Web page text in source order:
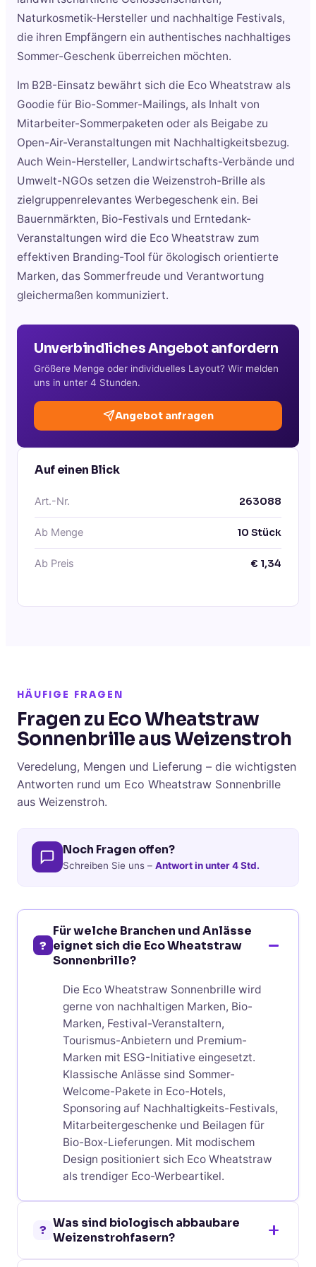
Naturkosmetik-Hersteller und nachhaltige Festivals,
die ihren Empfängern ein authentisches nachhaltiges
Sommer-Geschenk überreichen möchten.
Im B2B-Einsatz bewährt sich die Eco Wheatstraw als
Goodie für Bio-Sommer-Mailings, als Inhalt von
Mitarbeiter-Sommerpaketen oder als Beigabe zu
Open-Air-Veranstaltungen mit Nachhaltigkeitsbezug.
Auch Wein-Hersteller, Landwirtschafts-Verbände und
Umwelt-NGOs setzen die Weizenstroh-Brille als
zielgruppenrelevantes Werbegeschenk ein. Bei
Bauernmärkten, Bio-Festivals und Erntedank-
Veranstaltungen wird die Eco Wheatstraw zum
effektiven Branding-Tool für ökologisch orientierte
Marken, das Sommerfreude und Verantwortung
gleichermaßen kommuniziert.
Unverbindliches Angebot anfordern
Größere Menge oder individuelles Layout? Wir melden
uns in unter 4 Stunden.
Angebot anfragen
Auf einen Blick
Art.-Nr. 263088
Ab Menge 10 Stück
Ab Preis € 1,34
HÄUFIGE FRAGEN
Fragen zu Eco Wheatstraw
Sonnenbrille aus Weizenstroh
Veredelung, Mengen und Lieferung – die wichtigsten
Antworten rund um Eco Wheatstraw Sonnenbrille
aus Weizenstroh.
Noch Fragen offen?
Schreiben Sie uns – Antwort in unter 4 Std.
?
Für welche Branchen und Anlässe
eignet sich die Eco Wheatstraw
Sonnenbrille?
Die Eco Wheatstraw Sonnenbrille wird
gerne von nachhaltigen Marken, Bio-
Marken, Festival-Veranstaltern,
Tourismus-Anbietern und Premium-
Marken mit ESG-Initiative eingesetzt.
Klassische Anlässe sind Sommer-
Welcome-Pakete in Eco-Hotels,
Sponsoring auf Nachhaltigkeits-Festivals,
Mitarbeitergeschenke und Beilagen für
Bio-Box-Lieferungen. Mit modischem
Design positioniert sich Eco Wheatstraw
als trendiger Eco-Werbeartikel.
? Was sind biologisch abbaubare
Weizenstrohfasern?